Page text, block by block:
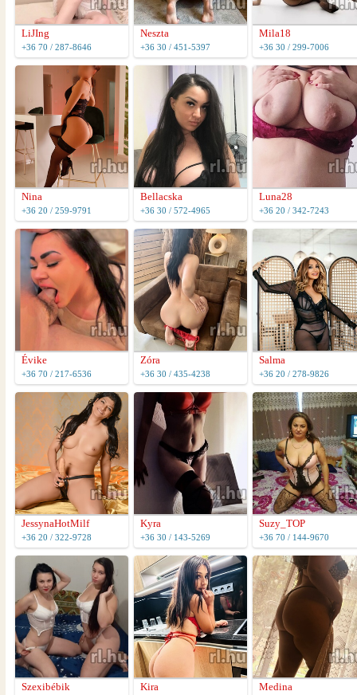
LiJIng
+36 70 / 287-8646
Neszta
+36 30 / 451-5397
Mila18
+36 30 / 299-7006
Nina
+36 20 / 259-9791
Bellacska
+36 30 / 572-4965
Luna28
+36 20 / 342-7243
Évike
+36 70 / 217-6536
Zóra
+36 30 / 435-4238
Salma
+36 20 / 278-9826
JessynaHotMilf
+36 20 / 322-9728
Kyra
+36 30 / 143-5269
Suzy_TOP
+36 70 / 144-9670
Szexibébik Kira Medina